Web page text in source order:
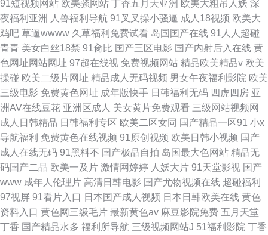
91短视频网站 欧美骚网站 丁香五月天亚洲 欧美大粗吊人妖 深
夜福利亚洲
人兽福利导航 91叉叉操小骚逼 成人18视频 欧美大
鸡吧 草逼wwww 久草福利免费试看 岛国国产在线 91人人超碰
青青 美女白丝18禁 91肏比 国产三区电影 国产内射后入在线 黄
色网址网站网址 97超在线视 免费视频网站 精品欧美精品v 欧美
操碰 欧美二级片网址 精品成人无码视频 男女午夜福利影院 欧美
三级电影 免费黄色网址 成年版快手 日韩福利无码 四虎四房 亚
洲AV在线豆花 亚洲区成人 美女黄片免费观看 三级网站视频网
成人日韩精品 日韩福利专区 欧美二区女同 国产精品一区91 小x
导航福利 免费黄色在线视频 91原创视频 欧美日韩小视频 国产
成人在线无码 91黑料不 国产极品自拍 岛国最大色网站 精品无
码国产二品 欧美一及片 激情网婷婷 人妖大片 91天堂影视 国产
www 成年人伦理片 高清日韩电影 国产尤物视频在线 超碰福利
97视屏 91看片入口 日本国产成人视频 日本日韩欧美在线 黄色
资料入口 黄色网三级毛片 最新黄色av 麻豆影院免费 五月天堂
丁香 国产精品水多 福利所导航 三级视频网站J 51福利影院 丁香